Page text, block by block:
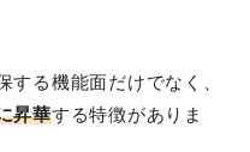
する機能面だけでなく、
昇華する特徴がありま